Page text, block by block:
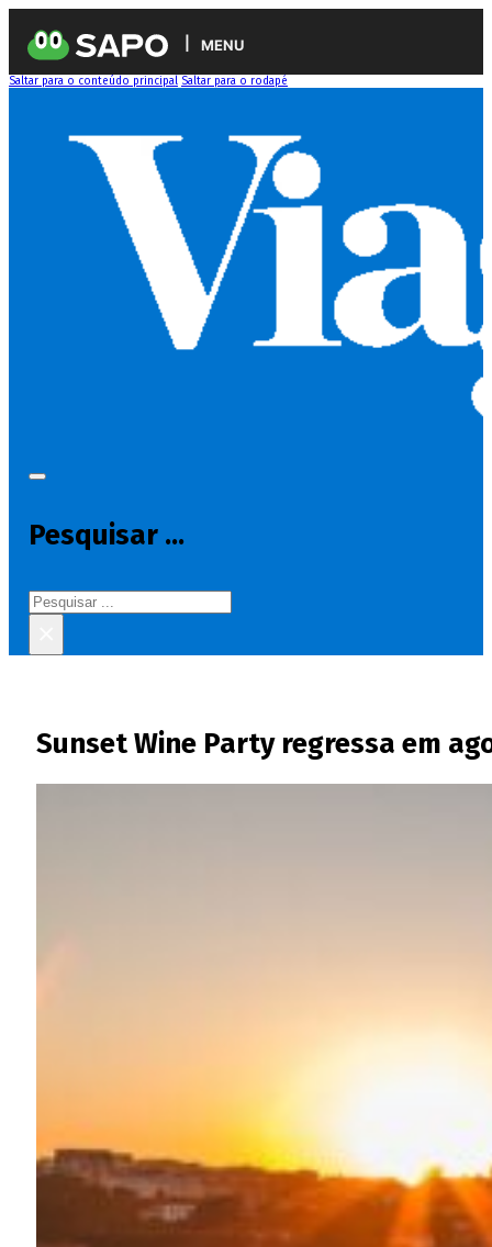
MENU
Saltar para o conteúdo principal Saltar para o rodapé
Pesquisar ...
Pesquisar
Sunset Wine Party regressa em